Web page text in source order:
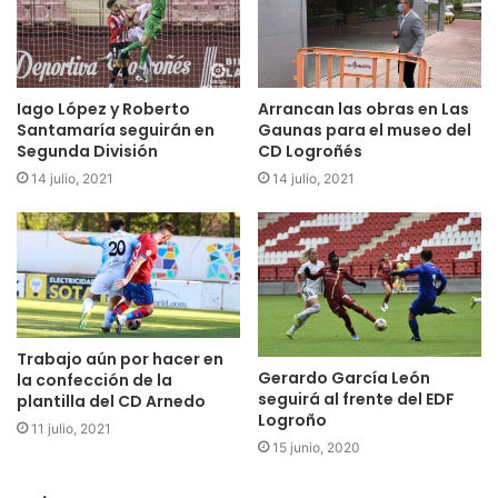
Seis minutos de añadido en los que se pidió incluso un
penalti. Faltas, córneres y el portero incorporado al ataque
para ayudar a los suyos.
Qué manera de sufrir. Por fin terminó el encuentro con los
vascos y riojanos exahustos. Unos contentos, otros no;
pero ambos convencidos de haber realizado un buen
partido.
Os recordamos que mañanapodréis leer en Actualidad
Rioja Baja la crónica completa de Ángel Sedano con todo lo
ocurrido en este encuentro.
Iago López y Roberto
Santamaría seguirán en
Segunda División
14 julio, 2021
Arrancan las obras en Las
Gaunas para el museo del
CD Logroñés
14 julio, 2021
Trabajo aún por hacer en
la confección de la
plantilla del CD Arnedo
11 julio, 2021
Gerardo García León
seguirá al frente del EDF
Logroño
15 junio, 2020